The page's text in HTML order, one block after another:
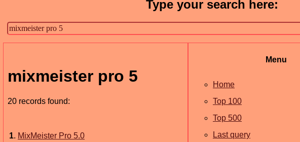
Type your search here:
mixmeister pro 5
20 records found:
1. MixMeister Pro 5.0
Menu
Home
Top 100
Top 500
Last query